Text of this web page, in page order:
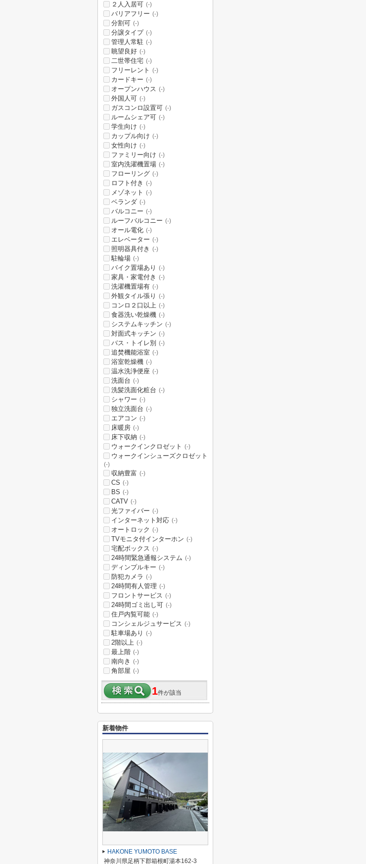
２人入居可 (-)
バリアフリー (-)
分割可 (-)
分譲タイプ (-)
管理人常駐 (-)
眺望良好 (-)
二世帯住宅 (-)
フリーレント (-)
カードキー (-)
オープンハウス (-)
外国人可 (-)
ガスコンロ設置可 (-)
ルームシェア可 (-)
学生向け (-)
カップル向け (-)
女性向け (-)
ファミリー向け (-)
室内洗濯機置場 (-)
フローリング (-)
ロフト付き (-)
メゾネット (-)
ベランダ (-)
バルコニー (-)
ルーフバルコニー (-)
オール電化 (-)
エレベーター (-)
照明器具付き (-)
駐輪場 (-)
バイク置場あり (-)
家具・家電付き (-)
洗濯機置場有 (-)
外観タイル張り (-)
コンロ２口以上 (-)
食器洗い乾燥機 (-)
システムキッチン (-)
対面式キッチン (-)
バス・トイレ別 (-)
追焚機能浴室 (-)
浴室乾燥機 (-)
温水洗浄便座 (-)
洗面台 (-)
洗髪洗面化粧台 (-)
シャワー (-)
独立洗面台 (-)
エアコン (-)
床暖房 (-)
床下収納 (-)
ウォークインクロゼット (-)
ウォークインシューズクロゼット
(-)
収納豊富 (-)
CS (-)
BS (-)
CATV (-)
光ファイバー (-)
インターネット対応 (-)
オートロック (-)
TVモニタ付インターホン (-)
宅配ボックス (-)
24時間緊急通報システム (-)
ディンプルキー (-)
防犯カメラ (-)
24時間有人管理 (-)
フロントサービス (-)
24時間ゴミ出し可 (-)
住戸内覧可能 (-)
コンシェルジュサービス (-)
駐車場あり (-)
2階以上 (-)
最上階 (-)
南向き (-)
角部屋 (-)
1件が該当
新着物件
HAKONE YUMOTO BASE
神奈川県足柄下郡箱根町湯本162-3